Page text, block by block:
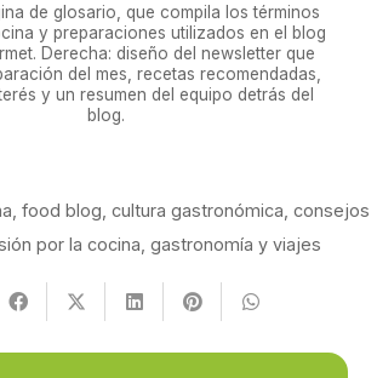
de glosario, que compila los términos
y preparaciones utilizados en el blog
Derecha: diseño del newsletter que
del mes, recetas recomendadas,
y un resumen del equipo detrás del
blog.
,food blog ,cultura gastronómica ,consejos
por la cocina gastronomía y viajes